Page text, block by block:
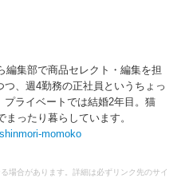
編集部で商品セレクト・編集を担
、週4勤務の正社員というちょっ
プライベートでは結婚2年目。猫
ったり暮らしています。
momoko
場合があります。詳細は必ずリンク先のサイ